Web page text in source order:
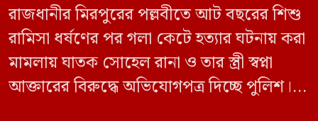
রাজধানীর মিরপুরের পল্লবীতে আট বছরের শিশু
রামিসা ধর্ষণের পর গলা কেটে হত্যার ঘটনায় করা
মামলায় ঘাতক সোহেল রানা ও তার স্ত্রী স্বপ্না
আক্তারের বিরুদ্ধে অভিযোগপত্র দিচ্ছে পুলিশ।